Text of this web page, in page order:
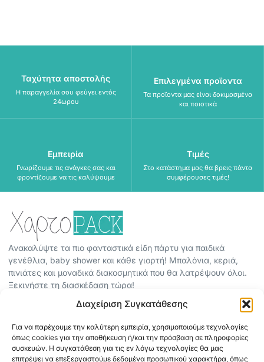
Διαχείριση Συγκατάθεσης
Για να παρέχουμε την καλύτερη εμπειρία, χρησιμοποιούμε τεχνολογίες
όπως cookies για την αποθήκευση ή/και την πρόσβαση σε πληροφορίες
συσκευών. Η συγκατάθεση για τις εν λόγω τεχνολογίες θα μας
επιτρέψει να επεξεργαστούμε δεδομένα προσωπικού χαρακτήρα, όπως
Ταχύτητα αποστολής
Η παραγγελία σου φεύγει εντός
24ωρου
Επιλεγμένα προϊοντα
Τα προϊοντα μας είναι δοκιμασμένα
και ποιοτικά
Εμπειρία
Γνωρίζουμε τις ανάγκες σας και
φροντίζουμε να τις καλύψουμε
Τιμές
Στο κατάστημα μας θα βρεις πάντα
συμφέρουσες τιμές!
Ανακαλύψτε τα πιο φανταστικά είδη πάρτυ για παιδικά
γενέθλια, baby shower και κάθε γιορτή! Μπαλόνια, κεριά,
πινιάτες και μοναδικά διακοσμητικά που θα λατρέψουν όλοι.
Ξεκινήστε τη διασκέδαση τώρα!
ΟΡΟΙ ΧΡΗΣΗΣ
ΠΟΛΙΤΙΚΗ ΑΠΟΡΡΗΤΟΥ